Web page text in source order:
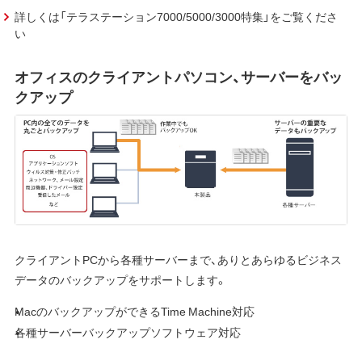
詳しくは「テラステーション7000/5000/3000特集」をご覧くださ
い
オフィスのクライアントパソコン、サーバーをバッ
クアップ
クライアントPCから各種サーバーまで、ありとあらゆるビジネス
データのバックアップをサポートします。
MacのバックアップができるTime Machine対応
各種サーバーバックアップソフトウェア対応